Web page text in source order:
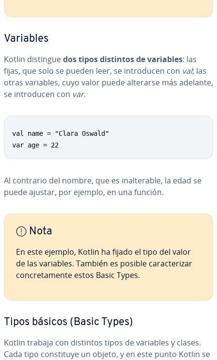
Variables
Kotlin distinguedos tipos distintos de variables: las
fijas, que solo se pueden leer, se in­tro­du­cen con val; las
otras variables, cuyo valor puede alterarse más adelante,
se in­tro­du­cen con var.
val name = "Clara Oswald"
var age = 22
Al contrario del nombre, que es inal­te­ra­ble, la edad se
puede ajustar, por ejemplo, en una función.
Nota
En este ejemplo, Kotlin ha fijado el tipo del valor
de las variables. También es posible ca­ra­c­te­ri­zar
co­n­cre­ta­me­n­te estos Basic Types.
Tipos básicos (Basic Types)
Kotlin trabaja con distintos tipos de variables y clases.
Cada tipo co­n­s­ti­tu­ye un objeto, y en este punto Kotlin se